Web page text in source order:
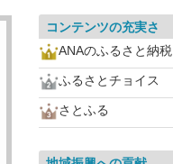
コンテンツの充実さ
ANAのふるさと納税
ふるさとチョイス
さとふる